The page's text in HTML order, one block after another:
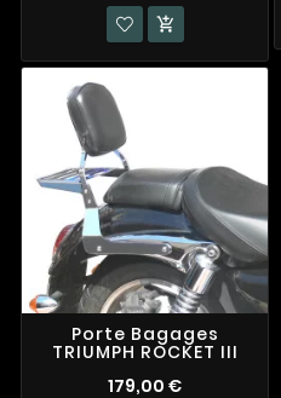

Porte Bagages
TRIUMPH ROCKET III
179,00 €